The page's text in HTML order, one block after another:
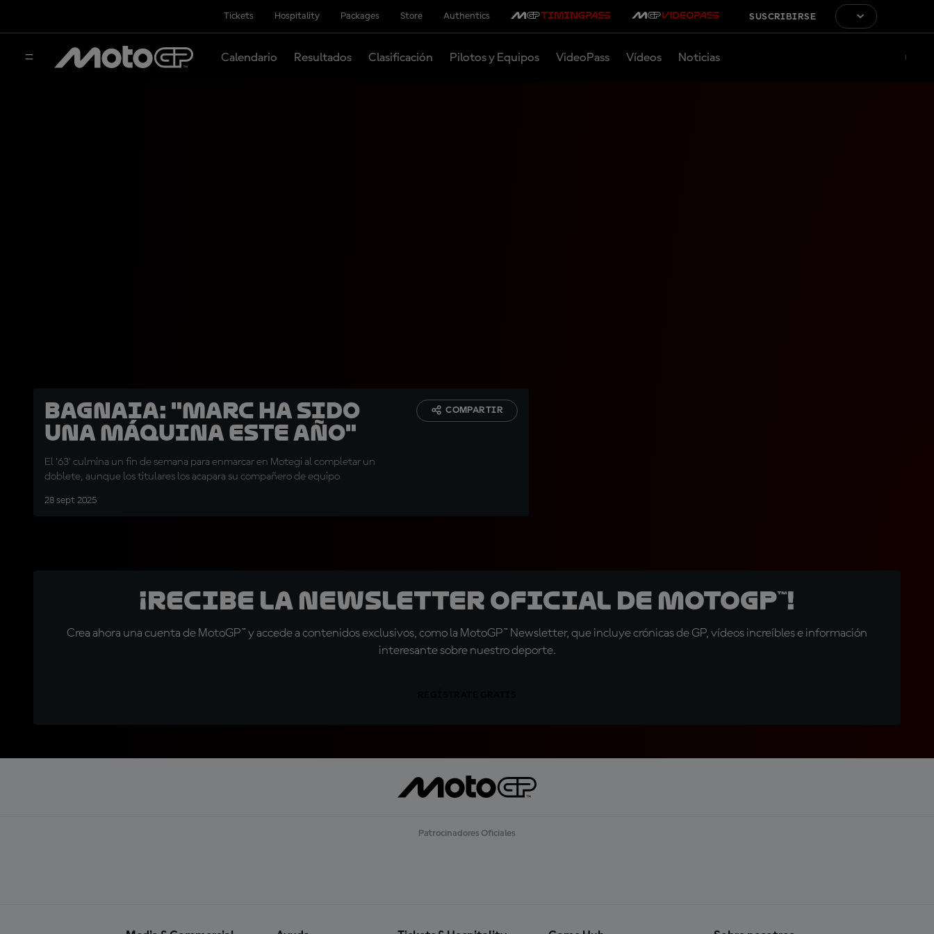
Tickets Hospitality Packages Store Authentics SUSCRIBIRSE
Calendario Resultados Clasificación Pilotos y Equipos VideoPass Vídeos Noticias
Bagnaia: "Marc ha sido
una máquina este año"
El '63' culmina un fin de semana para enmarcar en Motegi al completar un
doblete, aunque los titulares los acapara su compañero de equipo
28 sept 2025
COMPARTIR
¡Recibe la Newsletter oficial de MotoGP™!
Crea ahora una cuenta de MotoGP™ y accede a contenidos exclusivos, como la MotoGP™ Newsletter, que incluye crónicas de GP, vídeos increíbles e información
interesante sobre nuestro deporte.
Patrocinadores Oficiales